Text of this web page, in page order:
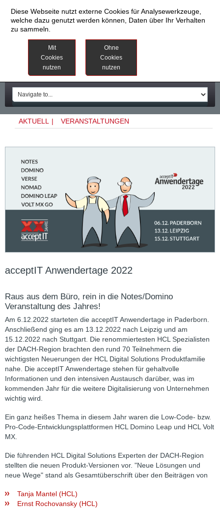
AKTUELL | VERANSTALTUNGEN
acceptIT Anwendertage 2022
Raus aus dem Büro, rein in die Notes/Domino
Veranstaltung des Jahres!
Am 6.12.2022 starteten die acceptIT Anwendertage in Paderborn.
Anschließend ging es am 13.12.2022 nach Leipzig und am
15.12.2022 nach Stuttgart. Die renommiertesten HCL Spezialisten
der DACH-Region brachten den rund 70 Teilnehmern die
wichtigsten Neuerungen der HCL Digital Solutions Produktfamilie
nahe. Die acceptIT Anwendertage stehen für gehaltvolle
Informationen und den intensiven Austausch darüber, was im
kommenden Jahr für die weitere Digitalisierung von Unternehmen
wichtig wird.
Ein ganz heißes Thema in diesem Jahr waren die Low-Code- bzw.
Pro-Code-Entwicklungsplattformen HCL Domino Leap und HCL Volt
MX.
Die führenden HCL Digital Solutions Experten der DACH-Region
stellten die neuen Produkt-Versionen vor. "Neue Lösungen und
neue Wege" stand als Gesamtüberschrift über den Beiträgen von
Tanja Mantel (HCL)
Ernst Rochovansky (HCL)
Diese Webseite nutzt externe Cookies für Analysewerkzeuge,
welche dazu genutzt werden können, Daten über Ihr Verhalten
zu sammeln.
Mit
Cookies
nutzen
Ohne
Cookies
nutzen